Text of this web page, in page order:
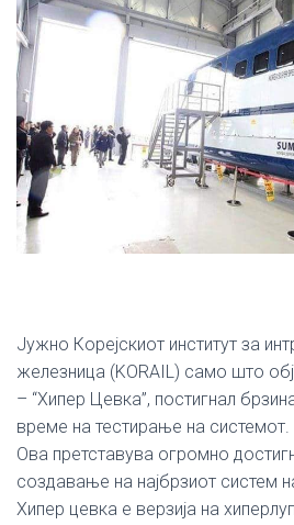
Јужно Корејскиот институт за
железница (KORAIL) само што
– “Хипер Цевка”, постигнал
време на тестирање на системот.
Ова претставува огромно
создавање на најбрзиот систем
Хипер цевка е верзија на